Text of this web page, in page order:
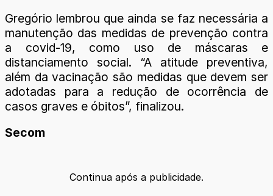
Gregório lembrou que ainda se faz necessária a
manutenção das medidas de prevenção contra
a covid-19, como uso de máscaras e
distanciamento social. “A atitude preventiva,
além da vacinação são medidas que devem ser
adotadas para a redução de ocorrência de
casos graves e óbitos”, finalizou.
Secom
Continua após a publicidade.